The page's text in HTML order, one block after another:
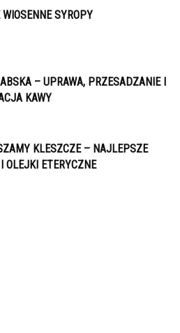
WIOSENNE SYROPY
– UPRAWA, PRZESADZANIE I
KAWY
KLESZCZE – NAJLEPSZE
OLEJKI ETERYCZNE